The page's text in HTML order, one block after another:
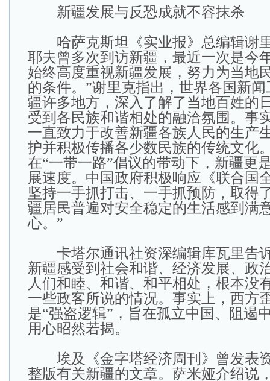
新疆发展与反恐成就不容抹杀
哈萨克斯坦《实业报》总编辑谢里
耶夫曾多次到访新疆，最近一次是今
始终高度重视新疆发展，努力为当地
的条件。”谢里克指出，世界各国新
疆许多地方，深入了解了当地百姓的
受到各民族和谐相处的融洽氛围。事
一直致力于改善新疆各族人民的生产
护并积极传播各少数民族的传统文化
在“一带一路”倡议的带动下，新疆更
展速度。中国政府积极响应《联合国
坚持一手抓打击、一手抓预防，取得
疆居民普遍对安全稳定的生活感到满
心。”
卡塔尔通讯社资深编辑库瓦里告
新疆感受到社会和谐、经济发展、政
人们和睦、和谐、和平相处，根本没
一些政客所说的情况。事实上，西方
是“强盗逻辑”，旨在孤立中国、阻遏
用心昭然若揭。
埃及《金字塔经济周刊》曾发表
整版有关新疆的文章。萨米娅介绍说